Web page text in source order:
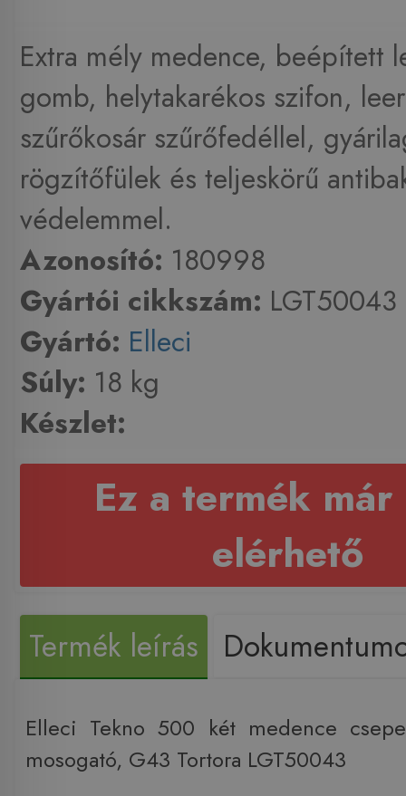
Extra mély medence, beépített
gomb, helytakarékos szifon,
szűrőkosár szűrőfedéllel,
rögzítőfülek és teljeskörű
védelemmel.
Azonosító: 180998
Gyártói cikkszám: LGT50043
Gyártó: Elleci
Súly: 18 kg
Készlet:
Ez a termék már
elérhető
Termék leírás
Elleci Tekno 500 két medence
mosogató, G43 Tortora LGT50043